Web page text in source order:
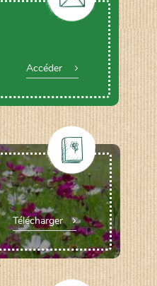
Accéder
Télécharger